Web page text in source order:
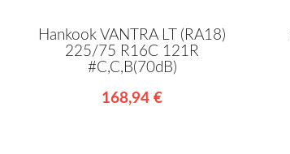
Hankook VANTRA LT (RA18)
225/75 R16C 121R
#C,C,B(70dB)
168,94 €